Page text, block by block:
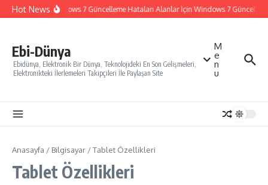
İçeriğe atla
Hot NewsWindows 7 Güncelleme Hataları Alanlar İçin Windows 7
Ebi-Dünya
Ebidünya, Elektronik Bir Dünya, Teknolojideki En Son Gelişmeleri,
Elektronikteki İlerlemeleri Takipçileri İle Paylaşan Site
M
e
n
u
Anasayfa / Bilgisayar /Tablet Özellikleri
Tablet Özellikleri